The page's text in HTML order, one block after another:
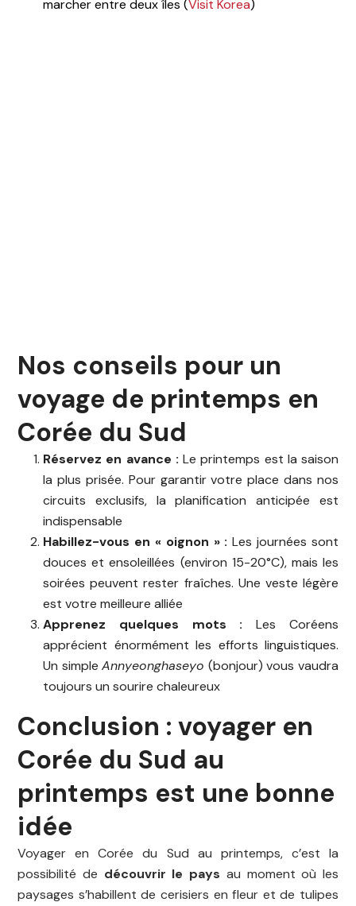
marcher entre deux îles (Visit Korea)
Nos conseils pour un
voyage de printemps en
Corée du Sud
Réservez en avance : Le printemps est la saison
la plus prisée. Pour garantir votre place dans nos
circuits exclusifs, la planification anticipée est
indispensable
Habillez-vous en « oignon » : Les journées sont
douces et ensoleillées (environ 15-20°C), mais les
soirées peuvent rester fraîches. Une veste légère
est votre meilleure alliée
Apprenez quelques mots : Les Coréens
apprécient énormément les efforts linguistiques.
Un simpleAnnyeonghaseyo (bonjour) vous vaudra
toujours un sourire chaleureux
Conclusion : voyager en
Corée du Sud au
printemps est une bonne
idée
Voyager en Corée du Sud au printemps, c’est la
possibilité de découvrir le pays au moment où les
paysages s’habillent de cerisiers en fleur et de tulipes